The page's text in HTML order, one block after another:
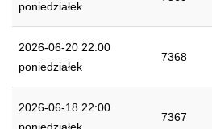
poniedziałek
2026-06-20 22:00
poniedziałek
7368
2026-06-18 22:00
7367